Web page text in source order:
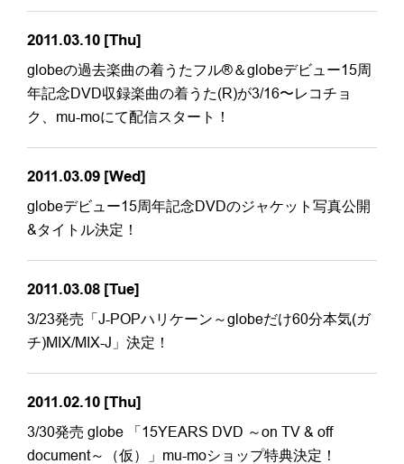
2011.03.10 [Thu]
globeの過去楽曲の着うたフル®＆globeデビュー15周
年記念DVD収録楽曲の着うた(R)が3/16〜レコチョ
ク、mu-moにて配信スタート！
2011.03.09 [Wed]
globeデビュー15周年記念DVDのジャケット写真公開
&タイトル決定！
2011.03.08 [Tue]
3/23発売「J-POPハリケーン～globeだけ60分本気(ガ
チ)MIX/MIX-J」決定！
2011.02.10 [Thu]
3/30発売 globe 「15YEARS DVD ～on TV & off
document～（仮）」mu-moショップ特典決定！